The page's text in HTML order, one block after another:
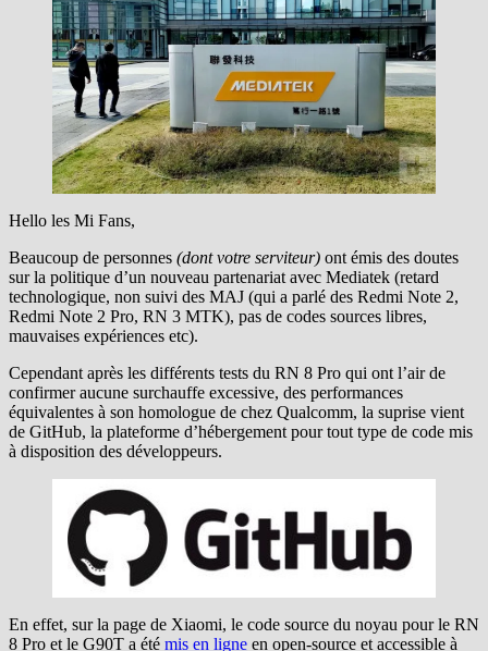
Hello les Mi Fans,
Beaucoup de personnes (dont votre serviteur) ont émis des doutes
sur la politique d’un nouveau partenariat avec Mediatek (retard
technologique, non suivi des MAJ (qui a parlé des Redmi Note 2,
Redmi Note 2 Pro, RN 3 MTK), pas de codes sources libres,
mauvaises expériences etc).
Cependant après les différents tests du RN 8 Pro qui ont l’air de
confirmer aucune surchauffe excessive, des performances
équivalentes à son homologue de chez Qualcomm, la suprise vient
de GitHub, la plateforme d’hébergement pour tout type de code mis
à disposition des développeurs.
En effet, sur la page de Xiaomi, le code source du noyau pour le RN
8 Pro et le G90T a été mis en ligne en open-source et accessible à